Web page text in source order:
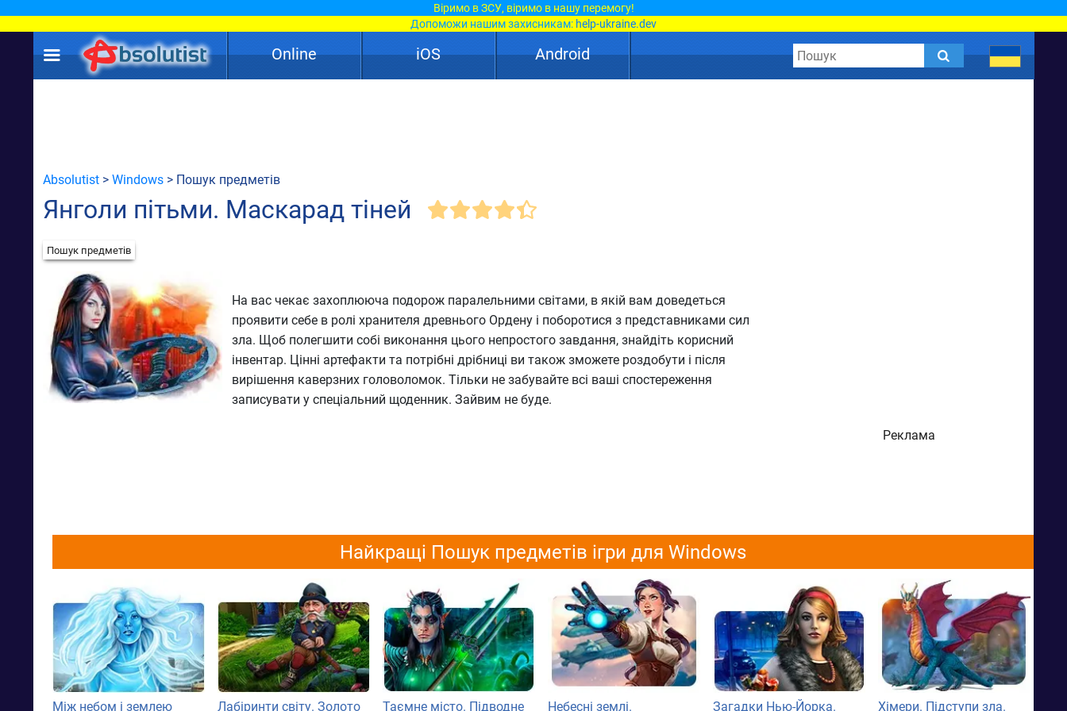
Віримо в ЗСУ, віримо в нашу перемогу!
Допоможи нашим захисникам: help-ukraine.dev
Online iOS Android
Absolutist > Windows > Пошук предметів
Янголи пітьми. Маскарад тіней
Пошук предметів
На вас чекає захоплююча подорож паралельними світами, в якій вам доведеться
проявити себе в ролі хранителя древнього Ордену і поборотися з представниками сил
зла. Щоб полегшити собі виконання цього непростого завдання, знайдіть корисний
інвентар. Цінні артефакти та потрібні дрібниці ви також зможете роздобути і після
вирішення каверзних головоломок. Тільки не забувайте всі ваші спостереження
записувати у спеціальний щоденник. Зайвим не буде.
Реклама
Найкращі Пошук предметів ігри для Windows
Між небом і землею Лабіринти світу. Золото Таємне місто. Підводне Небесні землі. Загадки Нью-Йорка. Хімери. Підступи зла.